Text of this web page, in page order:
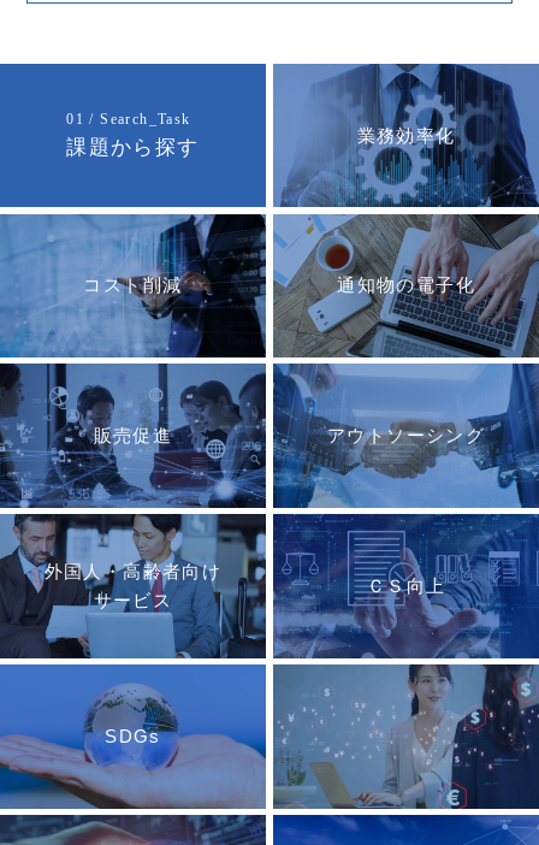
01 / Search_Task
課題から探す
業務効率化
コスト削減 通知物の電子化
販売促進 アウトソーシング
外国人・高齢者向け
サービス
ＣＳ向上
SDGs